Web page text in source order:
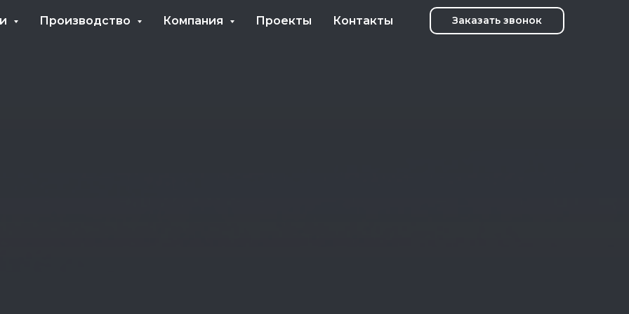
Производство Компания Проекты Контакты Заказать звонок